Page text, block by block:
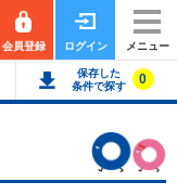
会員登録 ログイン メニュー
保存した
条件で探す
0